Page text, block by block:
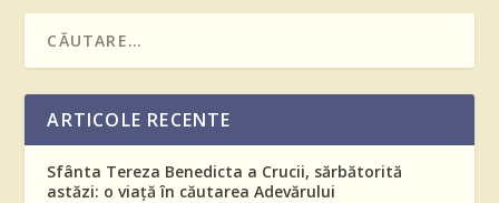
ARTICOLE RECENTE
Sfânta Tereza Benedicta a Crucii, sărbătorită
astăzi: o viață în căutarea Adevărului